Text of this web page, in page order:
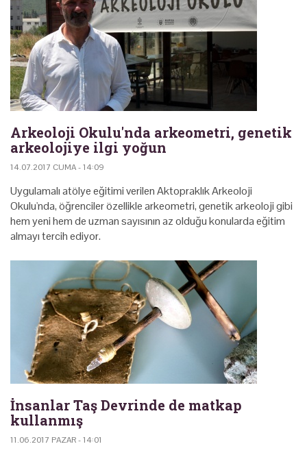
Arkeoloji Okulu'nda arkeometri, genetik
arkeolojiye ilgi yoğun
14.07.2017 CUMA - 14:09
Uygulamalı atölye eğitimi verilen Aktopraklık Arkeoloji
Okulu'nda, öğrenciler özellikle arkeometri, genetik arkeoloji gibi
hem yeni hem de uzman sayısının az olduğu konularda eğitim
almayı tercih ediyor.
İnsanlar Taş Devrinde de matkap
kullanmış
11.06.2017 PAZAR - 14:01